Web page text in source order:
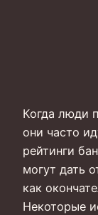
Когда люди
они часто
рейтинги
могут дать
как
Некоторые